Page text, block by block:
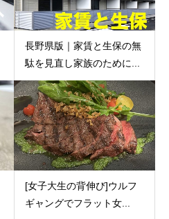
長野県版｜家賃と生保の無
駄を見直し家族のために...
[女子大生の背伸び]ウルフ
ギャングでフラット女...